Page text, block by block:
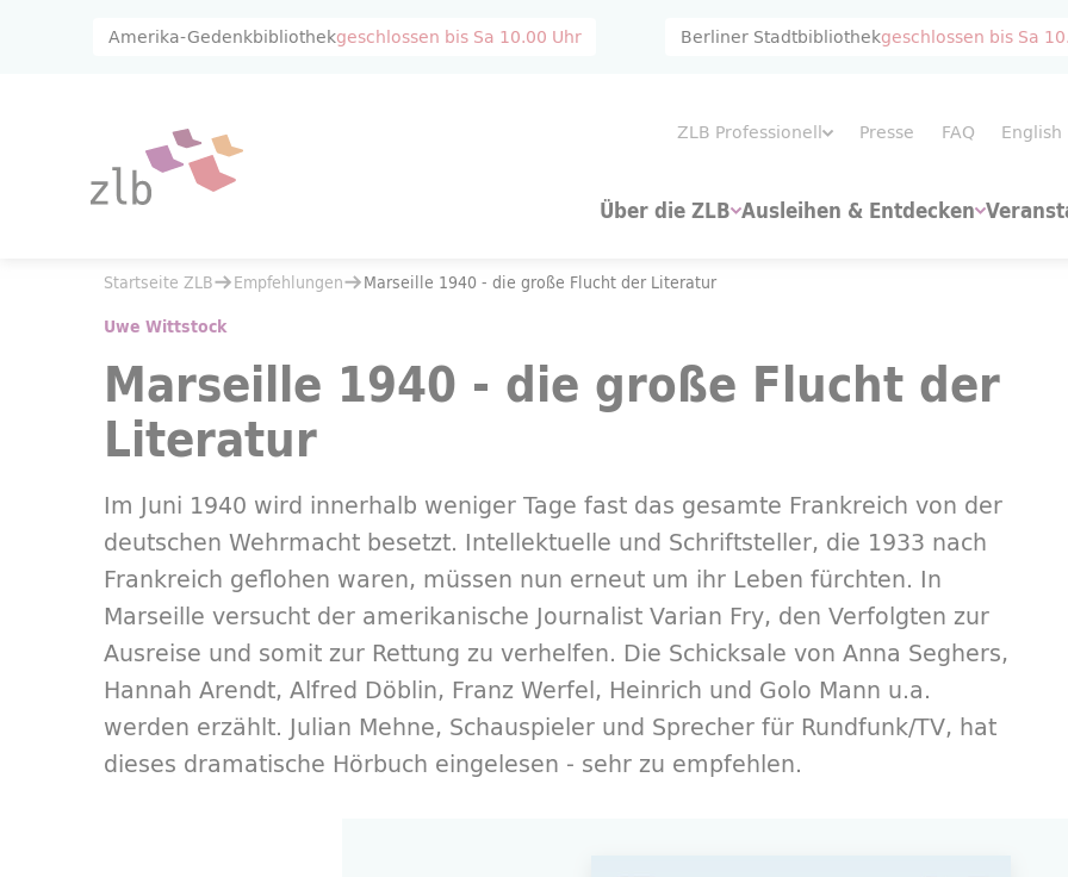
Zum Hauptinhalt springen Zur Suche springen
Amerika-Gedenkbibliothekgeschlossen bis Sa 10.00 Uhr Berliner Stadtbibliothekgeschlossen bis Sa
ZLB Professionell Presse FAQ English
Über die ZLB Ausleihen & Entdecken
Empfehlungen
Marseille 1940 - die große Flucht der Literatur
Sie befinden sich hier:
Startseite ZLB Empfehlungen Marseille 1940 - die große Flucht der Literatur
Uwe Wittstock
Marseille 1940 - die große Flucht der
Literatur
Im Juni 1940 wird innerhalb weniger Tage fast das gesamte Frankreich von der
deutschen Wehrmacht besetzt. Intellektuelle und Schriftsteller, die 1933 nach
Frankreich geflohen waren, müssen nun erneut um ihr Leben fürchten. In
Marseille versucht der amerikanische Journalist Varian Fry, den Verfolgten zur
Ausreise und somit zur Rettung zu verhelfen. Die Schicksale von Anna Seghers,
Hannah Arendt, Alfred Döblin, Franz Werfel, Heinrich und Golo Mann u.a.
werden erzählt. Julian Mehne, Schauspieler und Sprecher für Rundfunk/TV, hat
dieses dramatische Hörbuch eingelesen - sehr zu empfehlen.